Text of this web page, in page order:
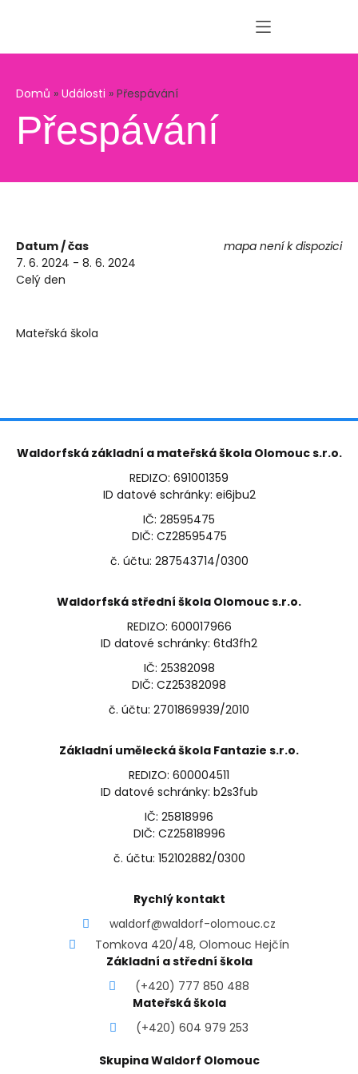
Domů » Události » Přespávání
Přespávání
mapa není k dispozici
Datum / čas
7. 6. 2024 - 8. 6. 2024
Celý den
Mateřská škola
Waldorfská základní a mateřská škola Olomouc s.r.o.
REDIZO: 691001359
ID datové schránky: ei6jbu2
IČ: 28595475
DIČ: CZ28595475
č. účtu: 287543714/0300
Waldorfská střední škola Olomouc s.r.o.
REDIZO: 600017966
ID datové schránky: 6td3fh2
IČ: 25382098
DIČ: CZ25382098
č. účtu: 2701869939/2010
Základní umělecká škola Fantazie s.r.o.
REDIZO: 600004511
ID datové schránky: b2s3fub
IČ: 25818996
DIČ: CZ25818996
č. účtu: 152102882/0300
Rychlý kontakt
waldorf@waldorf-olomouc.cz
Tomkova 420/48, Olomouc Hejčín
Základní a střední škola
(+420) 777 850 488
Mateřská škola
(+420) 604 979 253
Skupina Waldorf Olomouc